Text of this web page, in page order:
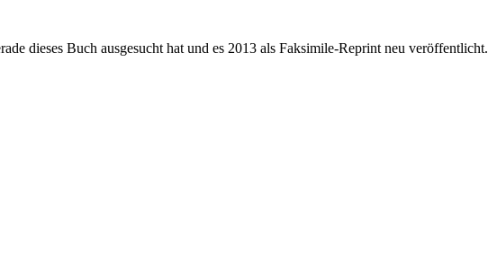
dieses Buch ausgesucht hat und es 2013 als Faksimile-Reprint neu veröffentlicht.